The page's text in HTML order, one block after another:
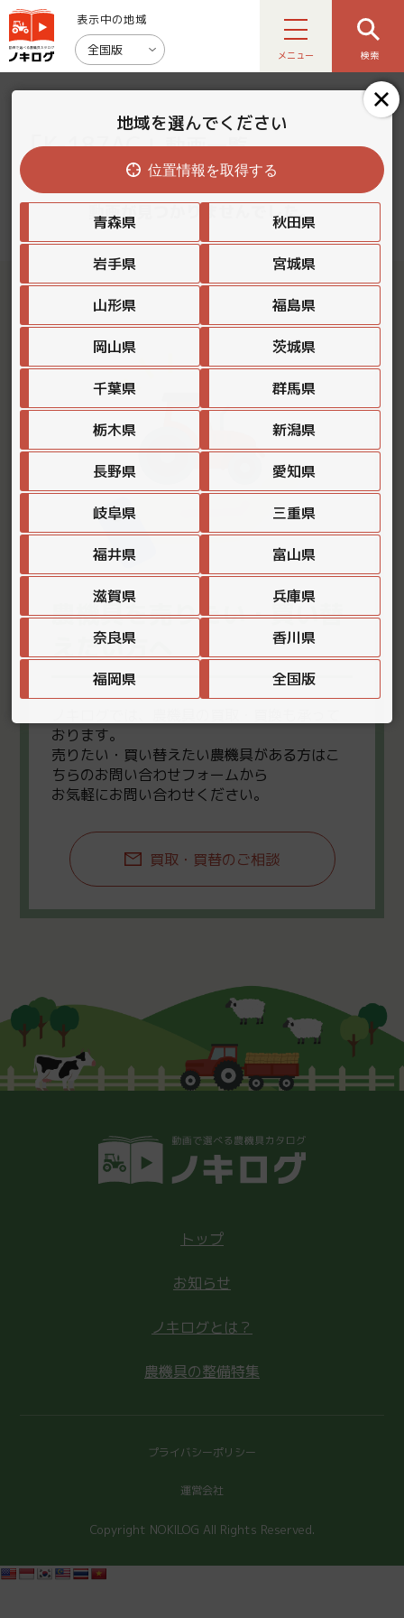
表示中の地域
全国版 メニュー 検索
「K-187AC」動画一覧
動画が見つかりませんでした。
農機具を売りたい・買い替
えたい方へ
おります。
売りたい・買い替えたい農機具がある方はこ
ちらのお問い合わせフォームから
お気軽にお問い合わせください。
買取・買替のご相談
トップ
お知らせ
ノキログとは？
農機具の整備特集
プライバシーポリシー
運営会社
Copyright NOKILOG All Rights Reserved.
地域を選んでください
位置情報を取得する
青森県 秋田県
岩手県 宮城県
山形県 福島県
岡山県 茨城県
千葉県 群馬県
栃木県 新潟県
長野県 愛知県
岐阜県 三重県
福井県 富山県
滋賀県 兵庫県
奈良県 香川県
福岡県 全国版